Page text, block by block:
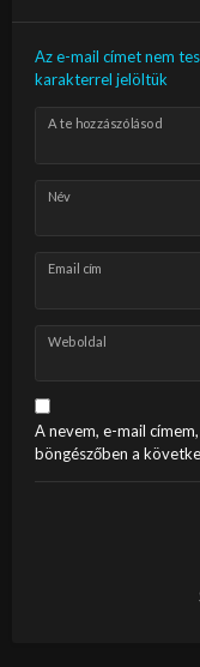
Az e-mail címet nem
karakterrel jelöltük
A te hozzászólásod
Név
Email cím
Weboldal
A nevem, e-mail
böngészőben a